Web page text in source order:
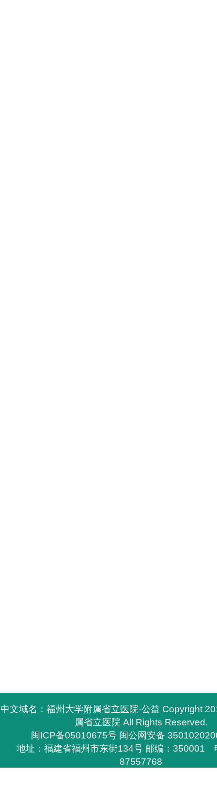
中文域名：福州大学附属省立医院·公益 Copyright
属省立医院 All Rights Reserved.
闽ICP备05010675号 闽公网安备
地址：福建省福州市东街134号 邮编：350001
87557768